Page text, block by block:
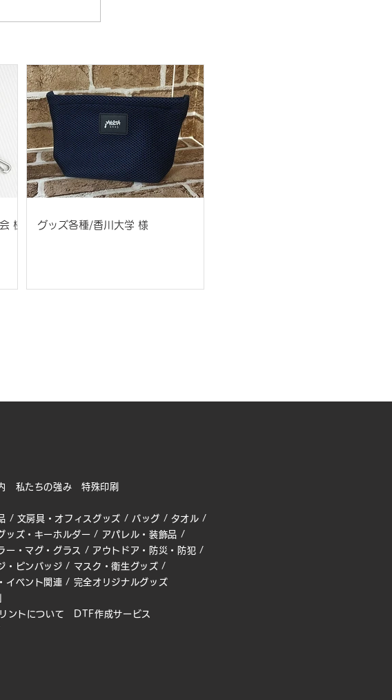
様 グッズ各種/香川大学 様
私たちの強み​
特殊印刷
/ 文房具・オフィスグッズ / バッグ / タオル /
ッズ・キーホルダー / アパレル・装飾品 /
ー・マグ・グラス / アウトドア・防災・防犯 /
・ピンバッジ / マスク・衛生グッズ /
イベント関連 / 完全オリジナルグッズ
トについて
DTF作成サービス